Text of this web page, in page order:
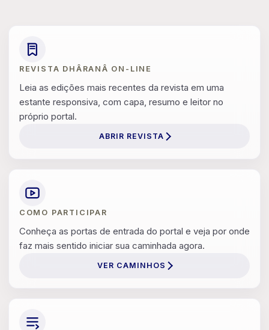
REVISTA DHÂRANÂ ON-LINE
Leia as edições mais recentes da revista em uma
estante responsiva, com capa, resumo e leitor no
próprio portal.
ABRIR REVISTA
COMO PARTICIPAR
Conheça as portas de entrada do portal e veja por onde
faz mais sentido iniciar sua caminhada agora.
VER CAMINHOS